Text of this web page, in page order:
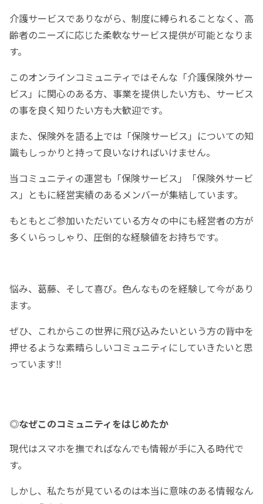
介護サービスでありながら、制度に縛られることなく、高
齢者のニーズに応じた柔軟なサービス提供が可能となりま
す。
このオンラインコミュニティではそんな「介護保険外サー
ビス」に関心のある方、事業を提供したい方も、サービス
の事を良く知りたい方も大歓迎です。
また、保険外を語る上では「保険サービス」についての知
識もしっかりと持って良いなければいけません。
当コミュニティの運営も「保険サービス」「保険外サービ
ス」ともに経営実績のあるメンバーが集結しています。
もともとご参加いただいている方々の中にも経営者の方が
多くいらっしゃり、圧倒的な経験値をお持ちです。
悩み、葛藤、そして喜び。色んなものを経験して今があり
ます。
ぜひ、これからこの世界に飛び込みたいという方の背中を
押せるような素晴らしいコミュニティにしていきたいと思
っています‼︎
◎なぜこのコミュニティをはじめたか
現代はスマホを撫でればなんでも情報が手に入る時代で
す。
しかし、私たちが見ているのは本当に意味のある情報なん